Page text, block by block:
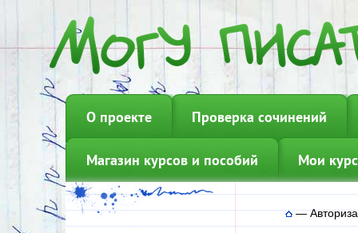
О проекте Проверка сочинений
Магазин курсов и пособий Мои
—